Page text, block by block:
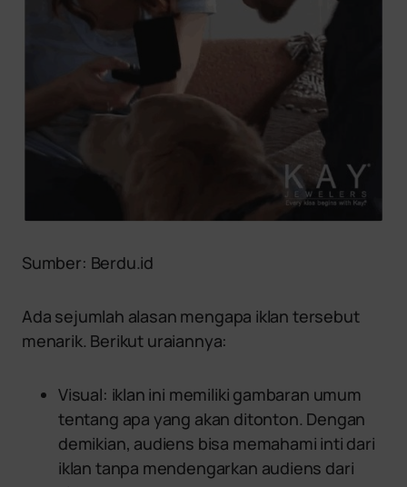
Sumber: Berdu.id
Ada sejumlah alasan mengapa iklan tersebut
menarik. Berikut uraiannya:
Visual: iklan ini memiliki gambaran umum
tentang apa yang akan ditonton. Dengan
demikian, audiens bisa memahami inti dari
iklan tanpa mendengarkan audiens dari